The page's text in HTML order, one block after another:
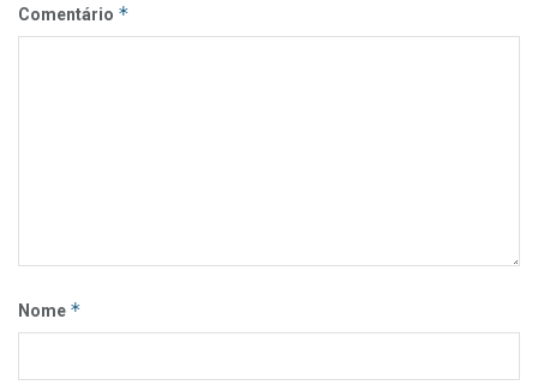
Comentário *
Nome *